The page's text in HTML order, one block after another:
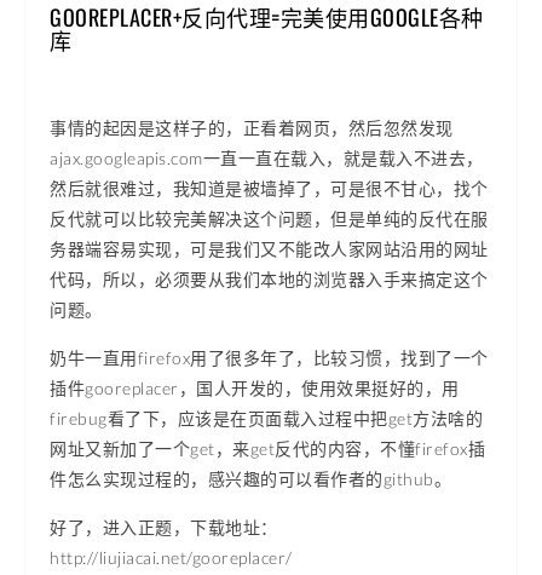
GOOREPLACER+反向代理=完美使用GOOGLE各种
库
事情的起因是这样子的，正看着网页，然后忽然发现
ajax.googleapis.com一直一直在载入，就是载入不进去，
然后就很难过，我知道是被墙掉了，可是很不甘心，找个
反代就可以比较完美解决这个问题，但是单纯的反代在服
务器端容易实现，可是我们又不能改人家网站沿用的网址
代码，所以，必须要从我们本地的浏览器入手来搞定这个
问题。
奶牛一直用firefox用了很多年了，比较习惯，找到了一个
插件gooreplacer，国人开发的，使用效果挺好的，用
firebug看了下，应该是在页面载入过程中把get方法啥的
网址又新加了一个get，来get反代的内容，不懂firefox插
件怎么实现过程的，感兴趣的可以看作者的github。
好了，进入正题，下载地址：
http://liujiacai.net/gooreplacer/